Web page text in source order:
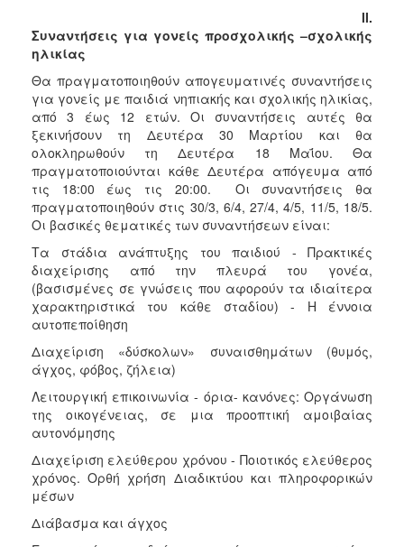
ΙΙ.
Συναντήσεις για γονείς προσχολικής –σχολικής
ηλικίας
Θα πραγματοποιηθούν απογευματινές συναντήσεις
για γονείς με παιδιά νηπιακής και σχολικής ηλικίας,
από 3 έως 12 ετών. Οι συναντήσεις αυτές θα
ξεκινήσουν τη Δευτέρα 30 Μαρτίου και θα
ολοκληρωθούν τη Δευτέρα 18 Μαΐου. Θα
πραγματοποιούνται κάθε Δευτέρα απόγευμα από
τις 18:00 έως τις 20:00. Οι συναντήσεις θα
πραγματοποιηθούν στις 30/3, 6/4, 27/4, 4/5, 11/5, 18/5.
Οι βασικές θεματικές των συναντήσεων είναι:
Τα στάδια ανάπτυξης του παιδιού - Πρακτικές
διαχείρισης από την πλευρά του γονέα,
(βασισμένες σε γνώσεις που αφορούν τα ιδιαίτερα
χαρακτηριστικά του κάθε σταδίου) - Η έννοια
αυτοπεποίθηση
Διαχείριση «δύσκολων» συναισθημάτων (θυμός,
άγχος, φόβος, ζήλεια)
Λειτουργική επικοινωνία - όρια- κανόνες: Οργάνωση
της οικογένειας, σε μια προοπτική αμοιβαίας
αυτονόμησης
Διαχείριση ελεύθερου χρόνου - Ποιοτικός ελεύθερος
χρόνος. Ορθή χρήση Διαδικτύου και πληροφορικών
μέσων
Διάβασμα και άγχος